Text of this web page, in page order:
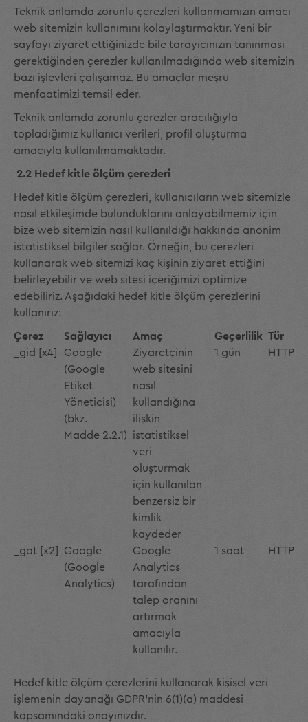
Teknik anlamda zorunlu çerezleri kullanmamızın amacı
web sitemizin kullanımını kolaylaştırmaktır. Yeni bir
sayfayı ziyaret ettiğinizde bile tarayıcınızın tanınması
gerektiğinden çerezler kullanılmadığında web sitemizin
bazı işlevleri çalışamaz. Bu amaçlar meşru
menfaatimizi temsil eder.
Teknik anlamda zorunlu çerezler aracılığıyla
topladığımız kullanıcı verileri, profil oluşturma
amacıyla kullanılmamaktadır.
2.2 Hedef kitle ölçüm çerezleri
Hedef kitle ölçüm çerezleri, kullanıcıların web sitemizle
nasıl etkileşimde bulunduklarını anlayabilmemiz için
bize web sitemizin nasıl kullanıldığı hakkında anonim
istatistiksel bilgiler sağlar. Örneğin, bu çerezleri
kullanarak web sitemizi kaç kişinin ziyaret ettiğini
belirleyebilir ve web sitesi içeriğimizi optimize
edebiliriz. Aşağıdaki hedef kitle ölçüm çerezlerini
kullanırız:
Çerez Sağlayıcı Amaç Geçerlilik Tür
_gid [x4]
Google
(Google
Etiket
Yöneticisi)
(bkz.
Madde 2.2.1)
Ziyaretçinin
web sitesini
nasıl
kullandığına
ilişkin
istatistiksel
veri
oluşturmak
için kullanılan
benzersiz bir
kimlik
kaydeder
1 gün HTTP
_gat [x2]
Google
(Google
Analytics)
Google
Analytics
tarafından
talep oranını
artırmak
amacıyla
kullanılır.
1 saat HTTP
Hedef kitle ölçüm çerezlerini kullanarak kişisel veri
işlemenin dayanağı GDPR'nin 6(1)(a) maddesi
kapsamındaki onayınızdır.